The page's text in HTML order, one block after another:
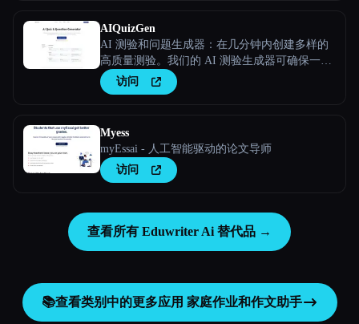
AIQuizGen
AI 测验和问题生成器：在几分钟内创建多样的
高质量测验。我们的 AI 测验生成器可确保一
致、个性化和无错误的评估，从而提升您的结
果。
访问
Myess
myEssai - 人工智能驱动的论文导师
访问
查看所有 Eduwriter Ai 替代品 →
📚查看类别中的更多应用 家庭作业和作文助手